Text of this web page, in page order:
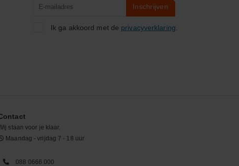
Inschrijven
Ik ga akkoord met de privacyverklaring
staan voor je klaar.
Maandag - vrijdag 7 - 18 uur
088 0666 000